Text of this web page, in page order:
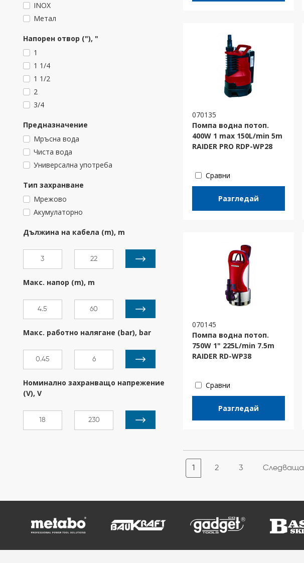
INOX
Метал
Напорен отвор ("), "
1
1 1/4
1 1/2
2
3/4
Предназначение
Мръсна вода
Чиста вода
Универсална употреба
Тип захранване
Мрежово
Акумулаторно
Дължина на кабела (m), m
Макс. напор (m), m
Макс. работно налягане (bar), bar
Номинално захранващо напрежение
(V), V
070135
Помпа водна потоп.
400W 1 max 150L/min 5m
RAIDER PRO RDP-WP28
Сравни
Разгледай
070145
Помпа водна потоп.
750W 1" 225L/min 7.5m
RAIDER RD-WP38
Сравни
Разгледай
1 2 3 Следваща